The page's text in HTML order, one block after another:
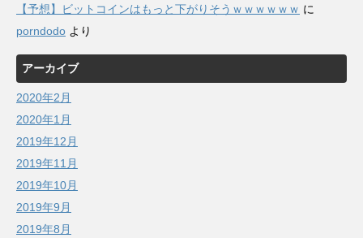
【予想】ビットコインはもっと下がりそうｗｗｗｗｗｗ に
porndodo より
アーカイブ
2020年2月
2020年1月
2019年12月
2019年11月
2019年10月
2019年9月
2019年8月